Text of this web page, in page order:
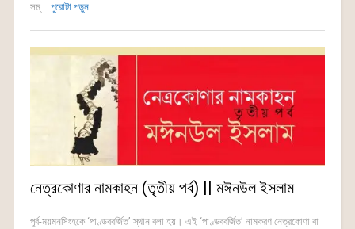
সম্... পুরোটা পড়ুন
নেত্রকোণার নামকাহন (তৃতীয় পর্ব) || মঈনউল ইসলাম
পূর্ব-ময়মনসিংহকে ‘পাণ্ডববর্জিত’ স্থান বলা হয়। এই ‘পাণ্ডববর্জিত’ নামকরণ নেত্রকোণা বা